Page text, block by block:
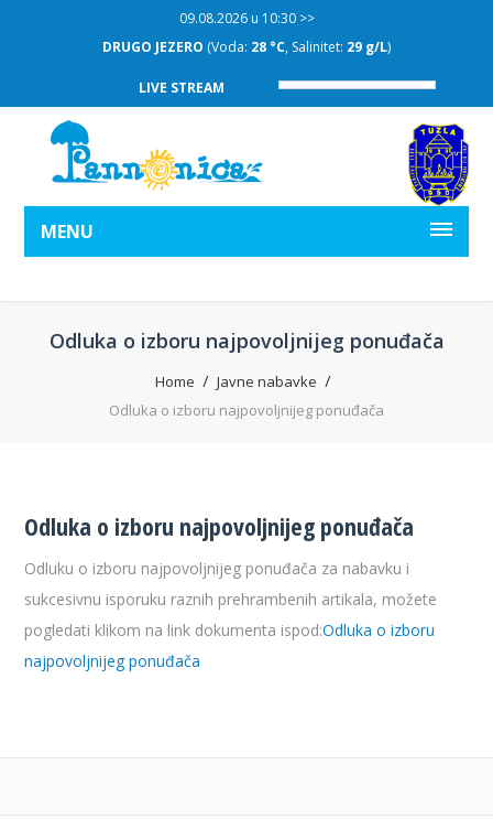
09.08.2026 u 10:30 >>
DRUGO JEZERO (Voda: 28 °C, Salinitet: 29 g/L)
LIVE STREAM
MENU
Odluka o izboru najpovoljnijeg ponuđača
Home
Javne nabavke
Odluka o izboru najpovoljnijeg ponuđača
Odluka o izboru najpovoljnijeg ponuđača
Odluku o izboru najpovoljnijeg ponuđača za nabavku i
sukcesivnu isporuku raznih prehrambenih artikala, možete
pogledati klikom na link dokumenta ispod:Odluka o izboru
najpovoljnijeg ponuđača